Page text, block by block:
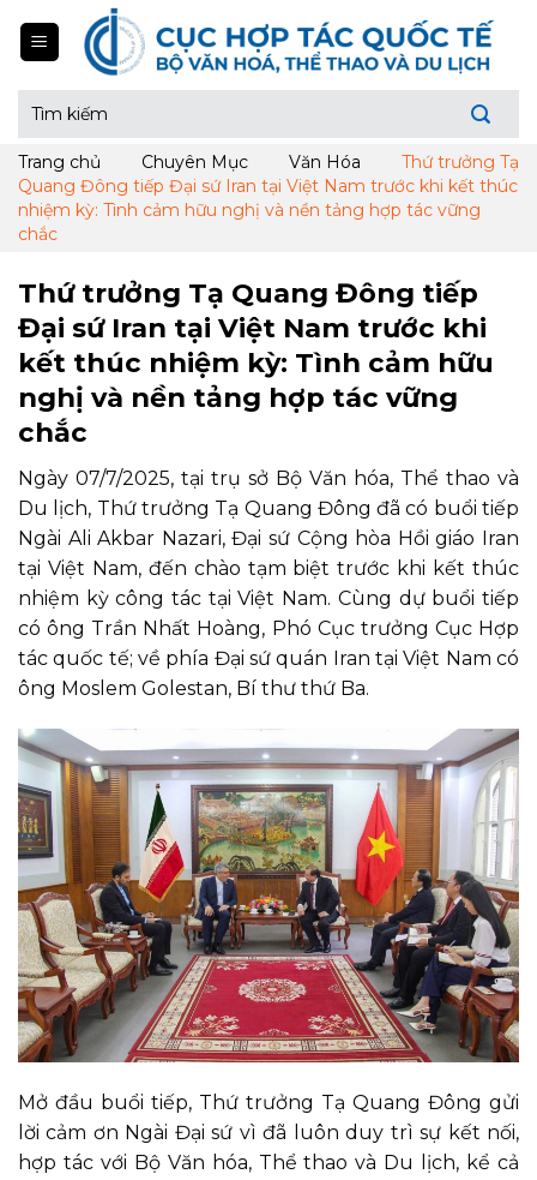
kiếm:
Trang chủ Chuyên Mục Văn Hóa
Thứ trưởng Tạ
Quang Đông tiếp Đại sứ Iran tại Việt Nam trước khi kết thúc
nhiệm kỳ: Tình cảm hữu nghị và nền tảng hợp tác vững
chắc
Thứ trưởng Tạ Quang Đông tiếp
Đại sứ Iran tại Việt Nam trước khi
kết thúc nhiệm kỳ: Tình cảm hữu
nghị và nền tảng hợp tác vững
chắc
Ngày 07/7/2025, tại trụ sở Bộ Văn hóa, Thể thao và
Du lịch, Thứ trưởng Tạ Quang Đông đã có buổi tiếp
Ngài Ali Akbar Nazari, Đại sứ Cộng hòa Hồi giáo Iran
tại Việt Nam, đến chào tạm biệt trước khi kết thúc
nhiệm kỳ công tác tại Việt Nam. Cùng dự buổi tiếp
có ông Trần Nhất Hoàng, Phó Cục trưởng Cục Hợp
tác quốc tế; về phía Đại sứ quán Iran tại Việt Nam có
ông Moslem Golestan, Bí thư thứ Ba.
Mở đầu buổi tiếp, Thứ trưởng Tạ Quang Đông gửi
lời cảm ơn Ngài Đại sứ vì đã luôn duy trì sự kết nối,
hợp tác với Bộ Văn hóa, Thể thao và Du lịch, kể cả